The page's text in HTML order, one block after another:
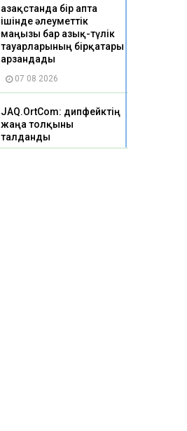
Қазақстанда бір апта
ішінде әлеуметтік
маңызы бар азық-түлік
тауарларының бірқатары
арзандады
07 08 2026
JAQ.OrtCom: дипфейктің
жаңа толқыны
талданды